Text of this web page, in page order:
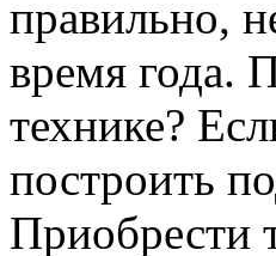
правильно,
время года.
технике?
построить
Приобрести